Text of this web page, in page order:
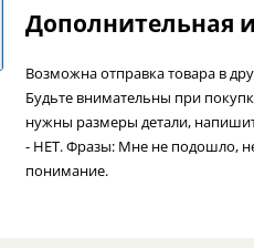
Дополнительная
Возможна отправка товара в
Будьте внимательны при
нужны размеры детали,
- НЕТ. Фразы: Мне не подошло,
понимание.